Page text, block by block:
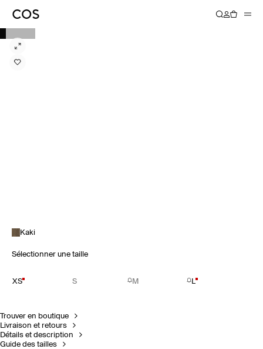
Kaki
Sélectionner une taille
XS S M L
Trouver en boutique
Livraison et retours
Détails et description
Guide des tailles